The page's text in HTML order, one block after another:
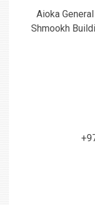
Aioka
Shmookh